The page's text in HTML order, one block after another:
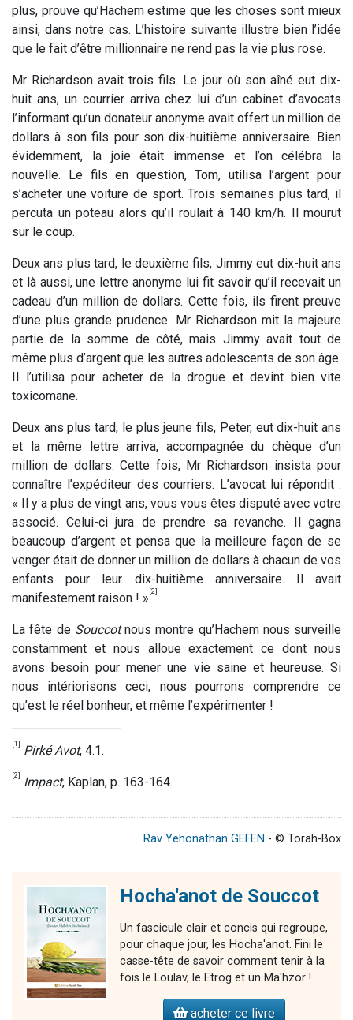
plus, prouve qu’Hachem estime que les choses sont mieux
ainsi, dans notre cas. L’histoire suivante illustre bien l’idée
que le fait d’être millionnaire ne rend pas la vie plus rose.
Mr Richardson avait trois fils. Le jour où son aîné eut dix-
huit ans, un courrier arriva chez lui d’un cabinet d’avocats
l’informant qu’un donateur anonyme avait offert un million de
dollars à son fils pour son dix-huitième anniversaire. Bien
évidemment, la joie était immense et l’on célébra la
nouvelle. Le fils en question, Tom, utilisa l’argent pour
s’acheter une voiture de sport. Trois semaines plus tard, il
percuta un poteau alors qu’il roulait à 140 km/h. Il mourut
sur le coup.
Deux ans plus tard, le deuxième fils, Jimmy eut dix-huit ans
et là aussi, une lettre anonyme lui fit savoir qu’il recevait un
cadeau d’un million de dollars. Cette fois, ils firent preuve
d’une plus grande prudence. Mr Richardson mit la majeure
partie de la somme de côté, mais Jimmy avait tout de
même plus d’argent que les autres adolescents de son âge.
Il l’utilisa pour acheter de la drogue et devint bien vite
toxicomane.
Deux ans plus tard, le plus jeune fils, Peter, eut dix-huit ans
et la même lettre arriva, accompagnée du chèque d’un
million de dollars. Cette fois, Mr Richardson insista pour
connaître l’expéditeur des courriers. L’avocat lui répondit :
« Il y a plus de vingt ans, vous vous êtes disputé avec votre
associé. Celui-ci jura de prendre sa revanche. Il gagna
beaucoup d’argent et pensa que la meilleure façon de se
venger était de donner un million de dollars à chacun de vos
enfants pour leur dix-huitième anniversaire. Il avait
manifestement raison ! » [2]
La fête de Souccotnous montre qu’Hachem nous surveille
constamment et nous alloue exactement ce dont nous
avons besoin pour mener une vie saine et heureuse. Si
nous intériorisons ceci, nous pourrons comprendre ce
qu’est le réel bonheur, et même l’expérimenter !
[1] Pirké Avot, 4:1.
[2] Impact, Kaplan, p. 163-164.
Rav Yehonathan GEFEN - © Torah-Box
Hocha'anot de Souccot
Un fascicule clair et concis qui regroupe,
pour chaque jour, les Hocha'anot. Fini le
casse-tête de savoir comment tenir à la
fois le Loulav, le Etrog et un Ma'hzor !
acheter ce livre